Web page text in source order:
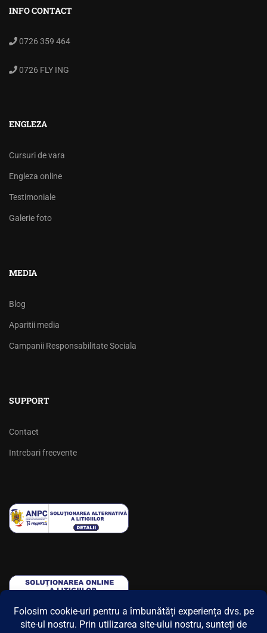
INFO CONTACT
0726 359 464
0726 FLY ING
ENGLEZA
Cursuri de vara
Engleza online
Testimoniale
Galerie foto
MEDIA
Blog
Aparitii media
Campanii Responsabilitate Sociala
SUPPORT
Contact
Intrebari frecvente